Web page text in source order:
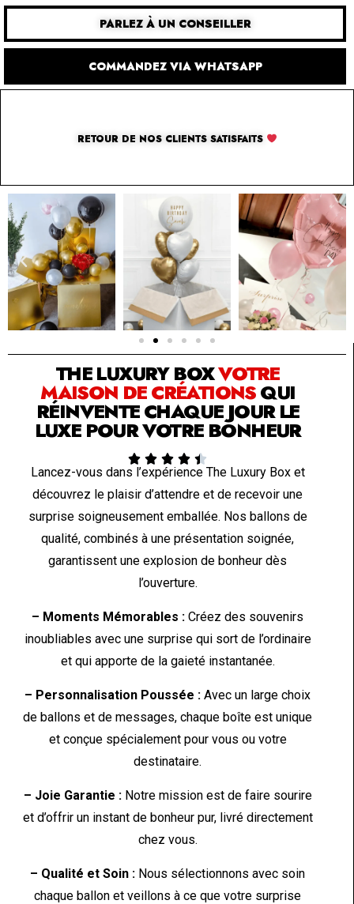
PARLEZ À UN CONSEILLER
COMMANDEZ VIA WHATSAPP
RETOUR DE NOS CLIENTS SATISFAITS
SOLUTION PAR THE LUXURY BOX & CO
THE LUXURY BOXVOTRE
MAISON DE CRÉATIONSQUI
RÉINVENTE CHAQUE JOUR LE
LUXE POUR VOTRE BONHEUR
    
Lancez-vous dans l’expérience The Luxury Box et
découvrez le plaisir d’attendre et de recevoir une
surprise soigneusement emballée. Nos ballons de
qualité, combinés à une présentation soignée,
garantissent une explosion de bonheur dès
l’ouverture.
– Moments Mémorables : Créez des souvenirs
inoubliables avec une surprise qui sort de l’ordinaire
et qui apporte de la gaieté instantanée.
– Personnalisation Poussée : Avec un large choix
de ballons et de messages, chaque boîte est unique
et conçue spécialement pour vous ou votre
destinataire.
– Joie Garantie :Notre mission est de faire sourire
et d’offrir un instant de bonheur pur, livré directement
chez vous.
– Qualité et Soin : Nous sélectionnons avec soin
chaque ballon et veillons à ce que votre surprise